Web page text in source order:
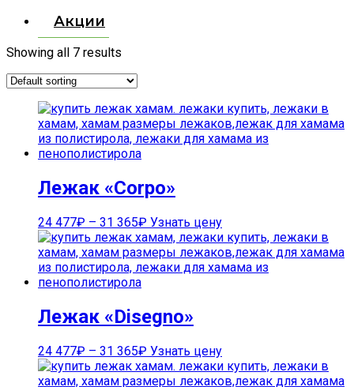
Акции
Showing all 7 results
Лежак «Corpo»
24 477₽ – 31 365₽ Узнать цену
Лежак «Disegno»
24 477₽ – 31 365₽ Узнать цену